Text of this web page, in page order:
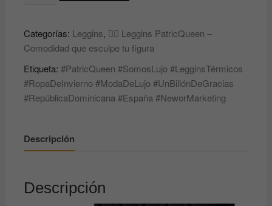
PatricQueen
–
Calor,
Estilo
y
Cada
Paso
cantidad
Categorías: Leggins, 🧘‍♀️ Leggins PatricQueen –
Comodidad que esculpe tu figura
Etiqueta: #PatricQueen #SomosLujo #LegginsTérmicos
#RopaDeInvierno #ModaDeLujo #UnBillónDeGracias
#RepúblicaDominicana #España #NeworMarketing
Descripción
Descripción